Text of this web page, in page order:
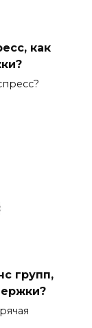
как
групп,